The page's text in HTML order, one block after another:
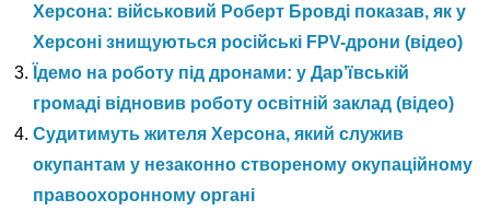
Херсона: військовий Роберт Бровді показав, як у
Херсоні знищуються російські FPV-дрони (відео)
Їдемо на роботу під дронами: у Дар’ївській
громаді відновив роботу освітній заклад (відео)
Судитимуть жителя Херсона, який служив
окупантам у незаконно створеному окупаційному
правоохоронному органі